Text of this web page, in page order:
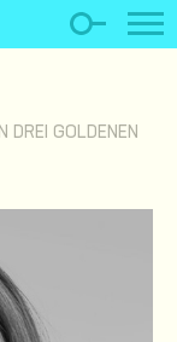
DREI GOLDENEN